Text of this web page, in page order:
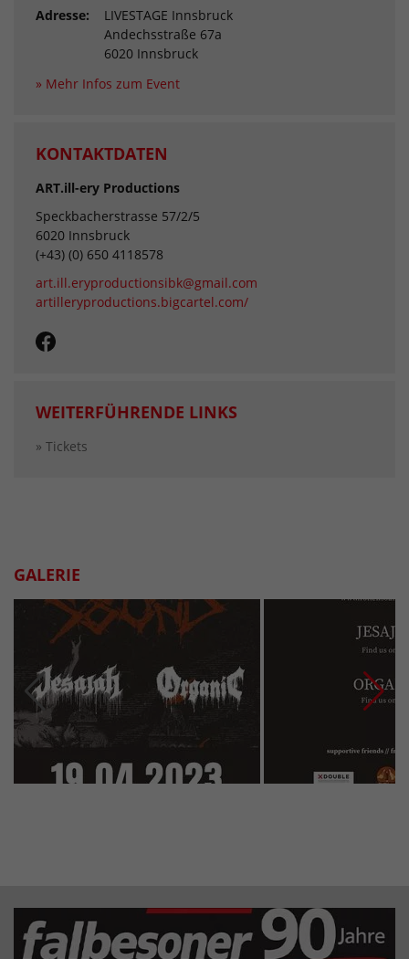
Adresse:
LIVESTAGE Innsbruck
Andechsstraße 67a
6020 Innsbruck
» Mehr Infos zum Event
KONTAKTDATEN
ART.ill-ery Productions
Speckbacherstrasse 57/2/5
6020 Innsbruck
(+43) (0) 650 4118578
art.ill.eryproductionsibk@gmail.com
artilleryproductions.bigcartel.com/
WEITERFÜHRENDE LINKS
» Tickets
GALERIE